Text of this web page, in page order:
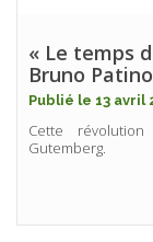
« Le temps
Bruno Patino
Publié le 13 avril
Cette
Gutemberg.